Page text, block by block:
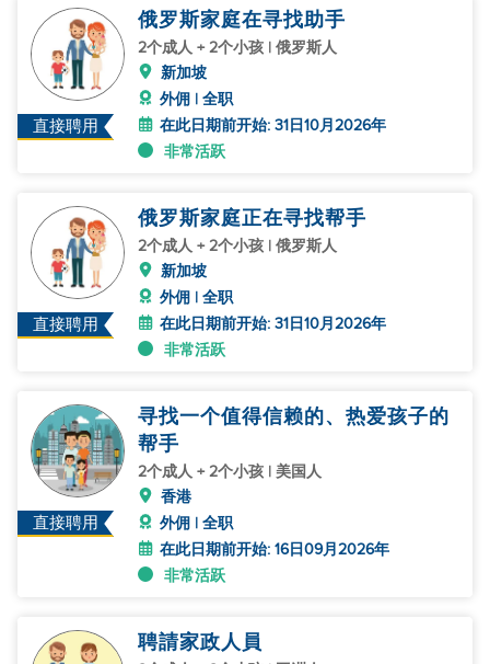
直接聘用
俄罗斯家庭在寻找助手
2个成人 + 2个小孩 | 俄罗斯人
新加坡
外佣 | 全职
在此日期前开始: 31日10月2026年
非常活跃
直接聘用
俄罗斯家庭正在寻找帮手
2个成人 + 2个小孩 | 俄罗斯人
新加坡
外佣 | 全职
在此日期前开始: 31日10月2026年
非常活跃
直接聘用
寻找一个值得信赖的、热爱孩子的
帮手
2个成人 + 2个小孩 | 美国人
香港
外佣 | 全职
在此日期前开始: 16日09月2026年
非常活跃
聘請家政人員